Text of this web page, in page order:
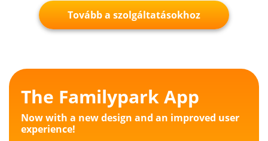
Tovább a szolgáltatásokhoz
The Familypark App
Now with a new design and an improved user
experience!